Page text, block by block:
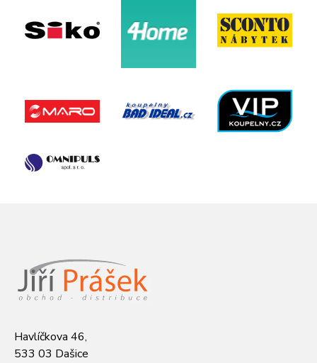
Havlíčkova 46,
533 03 Dašice